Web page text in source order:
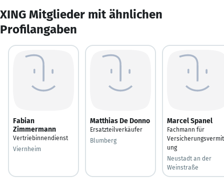
XING Mitglieder mit ähnlichen
Profilangaben
Fabian
Zimmermann
Vertriebinnendienst
Viernheim
Matthias De Donno
Ersatzteilverkäufer
Blumberg
Marcel Spanel
Fachmann für
ung
Neustadt an der
Weinstraße